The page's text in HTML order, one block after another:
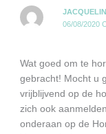
06/08/2020
Wat goed om te
gebracht! Mocht u
vrijblijvend op de
zich ook
onderaan op de